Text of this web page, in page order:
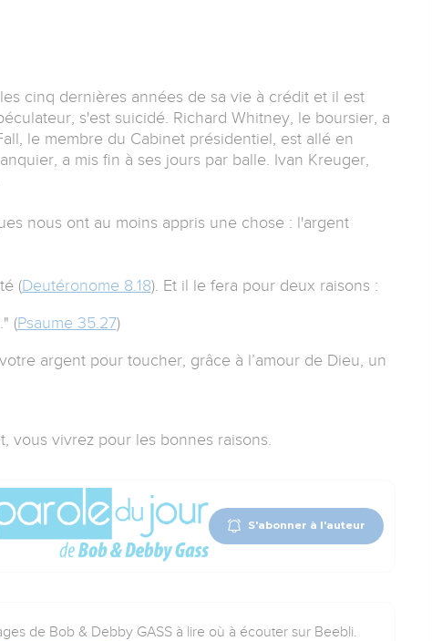
cinq dernières années de sa vie à crédit et il est
s'est suicidé. Richard Whitney, le boursier, a
le membre du Cabinet présidentiel, est allé en
a mis fin à ses jours par balle. Ivan Kreuger,
nous ont au moins appris une chose : l'argent
(Deutéronome 8.18). Et il le fera pour deux raisons :
(Psaume 35.27)
argent pour toucher, grâce à l’amour de Dieu, un
vous vivrez pour les bonnes raisons.
S'abonner à l'auteur
de Bob & Debby GASS à lire où à écouter sur Beebli.